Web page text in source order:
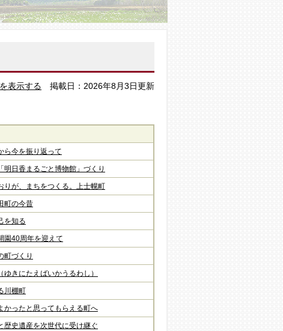
表示する 掲載日：2026年8月3日更新
ら今を振り返って
明日香まるごと博物館」づくり
りが、まちをつくる。上士幌町
町の今昔
を知る
園40周年を迎えて​
町づくり
ゆきにたえばいかうるわし）
川棚町
かったと思ってもらえる町へ
歴史遺産を次世代に受け継ぐ